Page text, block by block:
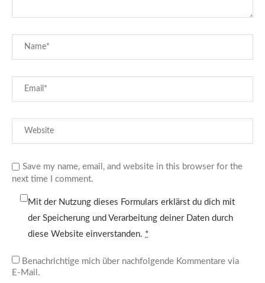
Save my name, email, and website in this browser for the
next time I comment.
Mit der Nutzung dieses Formulars erklärst du dich mit
der Speicherung und Verarbeitung deiner Daten durch
diese Website einverstanden. *
Benachrichtige mich über nachfolgende Kommentare via
E-Mail.